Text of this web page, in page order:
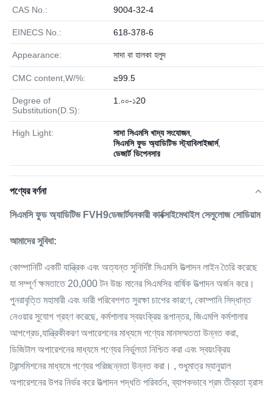
CAS No.: 9004-32-4
EINECS No.: 618-378-6
Appearance: সাদা বা হালকা হলুদ
CMC content,W/%: ≥99.5
Degree of
Substitution(D.S):
1.০০-১20
High Light: সাদা সিএমসি খাদ্য সংযোজন,
সিএমসি ফুড অ্যাডিটিভ স্ট্যাবিলাইজার্স,
ডেজার্ট ডিপেনসার
পণ্যের বর্ণনা
সিএমসি ফুড অ্যাডিটিভ FVH9ডেজার্টঘনকারী কার্বক্সাইমেথাইল সেলুলোজ সোডিয়াম
আমাদের সুবিধা:
কোম্পানিটি একটি যান্ত্রিক এবং অত্যন্ত সুনির্দিষ্ট সিএমসি উত্পাদন লাইন তৈরি করেছে
যা সম্পূর্ণ ক্ষমতাতে 20,000 টন উচ্চ মানের সিএমসির বার্ষিক উত্পাদন অর্জন করে।
পুনরাবৃত্তি মহামারী এবং ভারী পরিবেশগত সুরক্ষা চাপের কারণে, কোম্পানি সিদ্ধান্ত
নেওয়ার সুযোগ গ্রহণ করেছে, কর্মশালার স্বয়ংক্রিয় রূপান্তর, জিএমপি কর্মশালার
আপগ্রেড,যান্ত্রিকীকরণ অপারেশনের মাধ্যমে পণ্যের মানসম্মততা উন্নত করা,
ডিজিটাল অপারেশনের মাধ্যমে পণ্যের নির্ভুলতা নিশ্চিত করা এবং স্বয়ংক্রিয়
ট্রান্সমিশনের মাধ্যমে পণ্যের পরিচ্ছন্নতা উন্নত করা। , শুধুমাত্র ম্যানুয়াল
অপারেশনের উপর নির্ভর করে উত্পাদন পদ্ধতি পরিবর্তন, ব্যাপকভাবে শ্রম তীব্রতা হ্রাস